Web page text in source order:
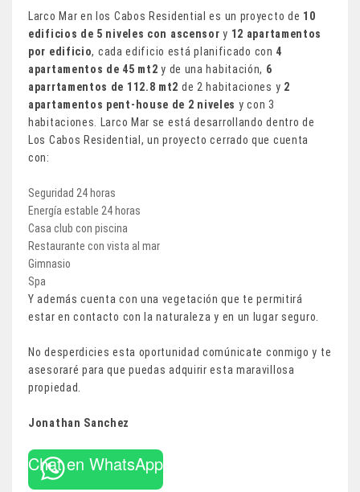
Larco Mar en los Cabos Residential es un proyecto de 10
edificios de 5 niveles con ascensory 12 apartamentos
por edificio, cada edificio está planificado con 4
apartamentos de 45 mt2y de una habitación, 6
aparrtamentos de 112.8 mt2 de 2 habitaciones y 2
apartamentos pent-house de 2 niveles y con 3
habitaciones. Larco Mar se está desarrollando dentro de
Los Cabos Residential, un proyecto cerrado que cuenta
con:
Seguridad 24 horas
Energía estable 24 horas
Casa club con piscina
Restaurante con vista al mar
Gimnasio
Spa
Y además cuenta con una vegetación que te permitirá
estar en contacto con la naturaleza y en un lugar seguro.
No desperdicies esta oportunidad comúnicate conmigo y te
asesoraré para que puedas adquirir esta maravillosa
propiedad.
Jonathan Sanchez
Chat en WhatsApp